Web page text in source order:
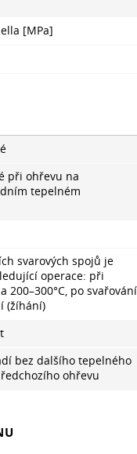
[MPa]
při ohřevu na
tepelném
svarových spojů je
operace: při
200–300°C, po svařování
(žíhání)
bez dalšího tepelného
ohřevu